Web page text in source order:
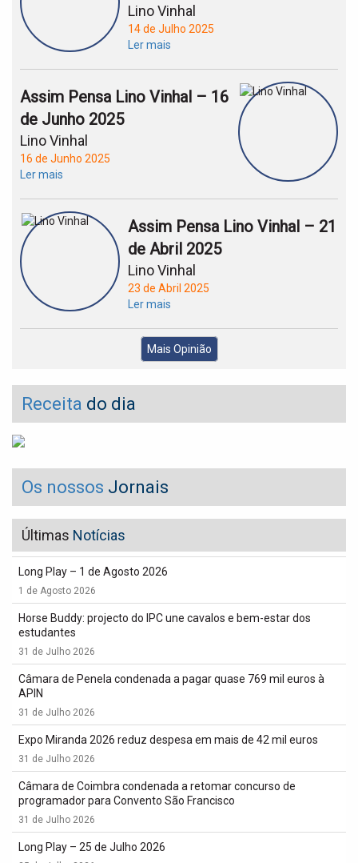
Lino Vinhal
14 de Julho 2025
Ler mais
Assim Pensa Lino Vinhal – 16
de Junho 2025
Lino Vinhal
16 de Junho 2025
Ler mais
Assim Pensa Lino Vinhal – 21
de Abril 2025
Lino Vinhal
23 de Abril 2025
Ler mais
Mais Opinião
Receita do dia
Os nossos Jornais
Últimas Notícias
Long Play – 1 de Agosto 2026
1 de Agosto 2026
Horse Buddy: projecto do IPC une cavalos e bem-estar dos
estudantes
31 de Julho 2026
Câmara de Penela condenada a pagar quase 769 mil euros à
APIN
31 de Julho 2026
Expo Miranda 2026 reduz despesa em mais de 42 mil euros
31 de Julho 2026
Câmara de Coimbra condenada a retomar concurso de
programador para Convento São Francisco
31 de Julho 2026
Long Play – 25 de Julho 2026